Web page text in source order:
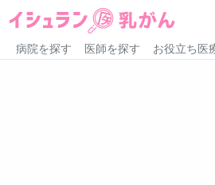
病院を探す 医師を探す お役立ち医